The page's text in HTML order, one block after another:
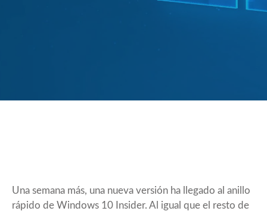
Una semana más, una nueva versión ha llegado al anillo
rápido de Windows 10 Insider. Al igual que el resto de